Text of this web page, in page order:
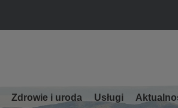
Zdrowie i uroda Usługi